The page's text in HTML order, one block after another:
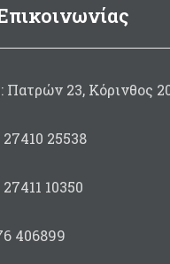
Πατρών 23, Κόρινθος
25538
10350
406899